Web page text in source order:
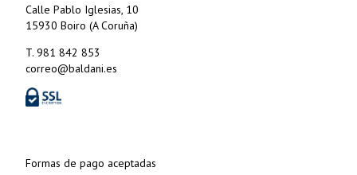
Calle Pablo Iglesias, 10
15930 Boiro (A Coruña)
T. 981 842 853
correo@baldani.es
Formas de pago aceptadas